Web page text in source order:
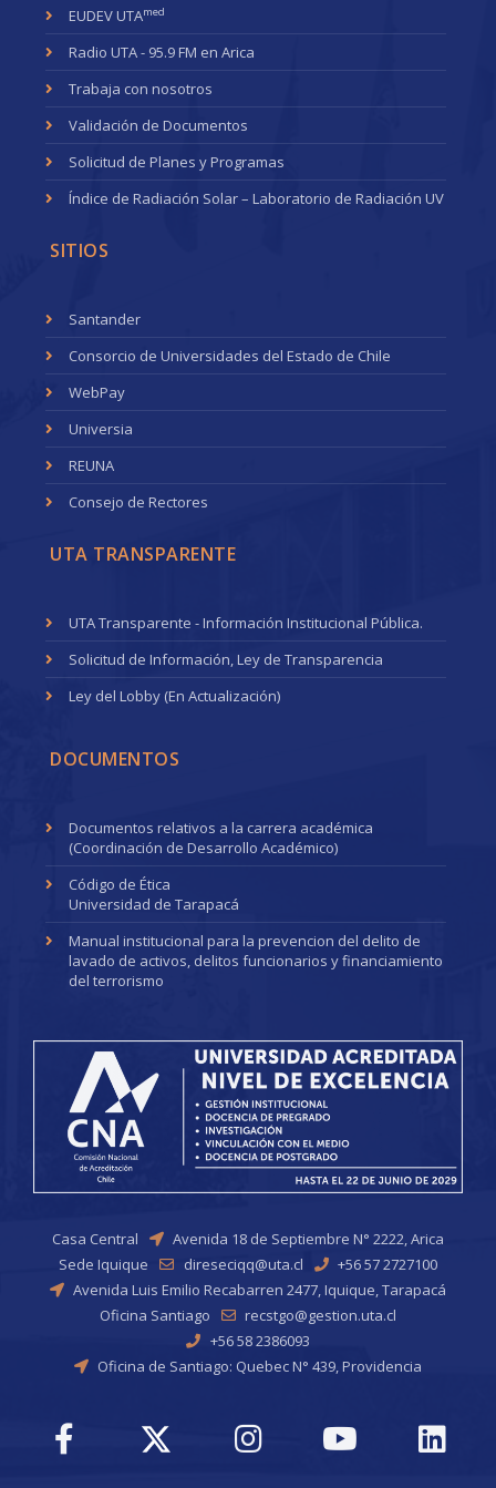
EUDEV UTAmed
Radio UTA - 95.9 FM en Arica
Trabaja con nosotros
Validación de Documentos
Solicitud de Planes y Programas
Índice de Radiación Solar – Laboratorio de Radiación UV
SITIOS
Santander
Consorcio de Universidades del Estado de Chile
WebPay
Universia
REUNA
Consejo de Rectores
UTA TRANSPARENTE
UTA Transparente - Información Institucional Pública.
Solicitud de Información, Ley de Transparencia
Ley del Lobby (En Actualización)
DOCUMENTOS
Documentos relativos a la carrera académica
(Coordinación de Desarrollo Académico)
Código de Ética
Universidad de Tarapacá
Manual institucional para la prevencion del delito de
lavado de activos, delitos funcionarios y financiamiento
del terrorismo
Casa Central
Avenida 18 de Septiembre N° 2222, Arica
Sede Iquique
direseciqq@uta.cl
+56 57 2727100
Avenida Luis Emilio Recabarren 2477, Iquique, Tarapacá
Oficina Santiago
recstgo@gestion.uta.cl
+56 58 2386093
Oficina de Santiago: Quebec N° 439, Providencia